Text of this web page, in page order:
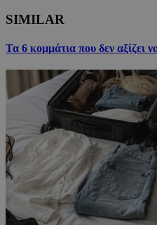
SIMILAR
Τα 6 κομμάτια που δεν αξίζει